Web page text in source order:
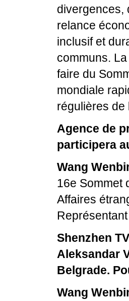
divergences,
relance
inclusif et
communs.
faire du
mondiale
régulières de
Agence de
participera
Wang
16e Sommet
Affaires
Shenzhen
Aleksandar
Belgrade.
Wang